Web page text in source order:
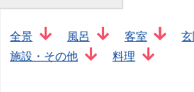
全景 風呂 客室
施設・その他
料理